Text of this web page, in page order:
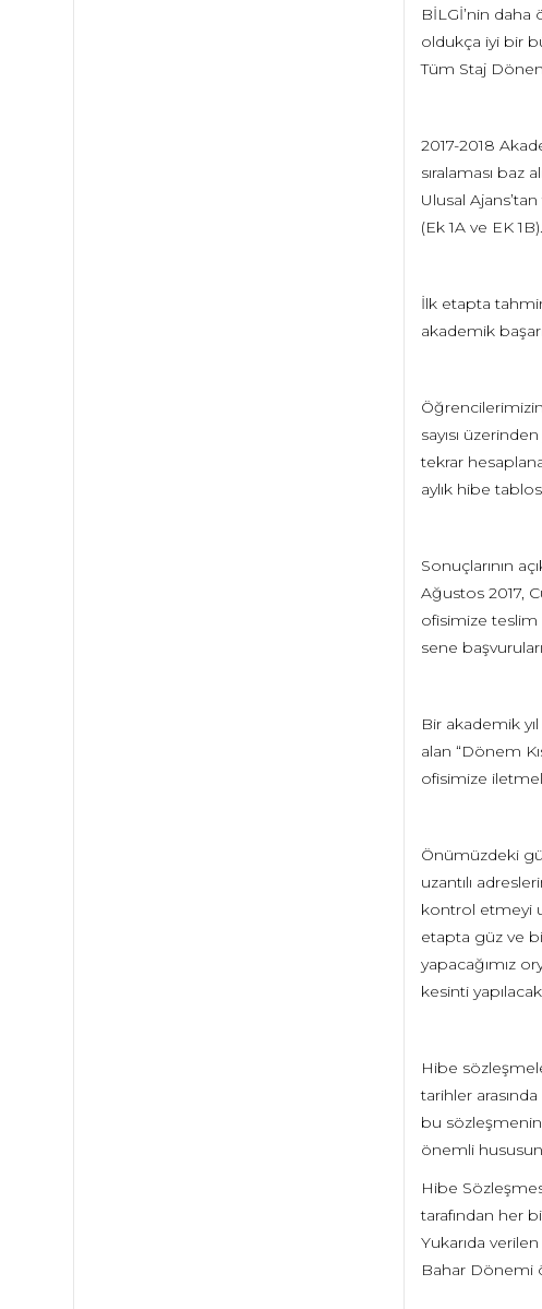
BİLGİ’nin daha
oldukça iyi bir
Tüm Staj
2017-2018
sıralaması baz
Ulusal
(Ek 1A ve EK 1B).
İlk etapta
akademik
sayısı
tekrar
aylık hibe
Sonuçlarının
Ağustos 2017,
ofisimize
sene
Bir akademik
alan “Dönem
ofisimize
Önümüzdeki
uzantılı
kontrol etmeyi
etapta güz ve
yapacağımız
kesinti
Hibe
tarihler
bu
önemli hususun
Hibe
tarafından her
Yukarıda
Bahar Dönemi